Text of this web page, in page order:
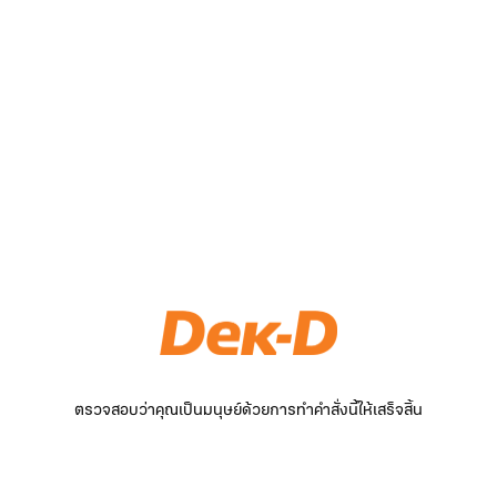
ตรวจสอบว่าคุณเป็นมนุษย์ด้วยการทำคำสั่งนี้ให้เสร็จสิ้น